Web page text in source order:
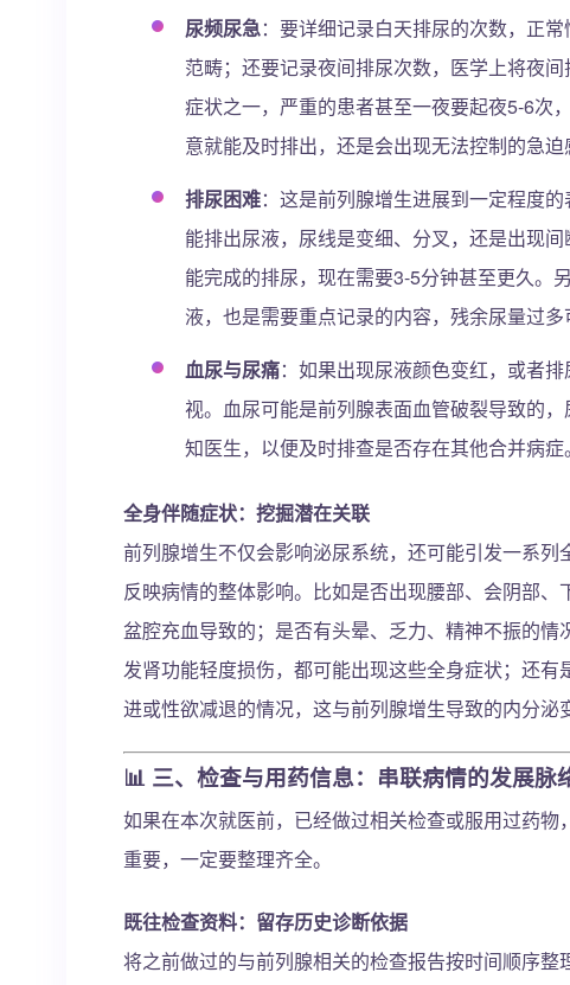
尿频尿急：要详细记录白天排尿的次数，正
范畴；还要记录夜间排尿次数，医学上将夜
症状之一，严重的患者甚至一夜要起夜5-6次
意就能及时排出，还是会出现无法控制的急迫
排尿困难：这是前列腺增生进展到一定程度
能排出尿液，尿线是变细、分叉，还是出现
能完成的排尿，现在需要3-5分钟甚至更久。
液，也是需要重点记录的内容，残余尿量过
血尿与尿痛：如果出现尿液颜色变红，或者
视。血尿可能是前列腺表面血管破裂导致的
知医生，以便及时排查是否存在其他合并病症。
全身伴随症状：挖掘潜在关联
前列腺增生不仅会影响泌尿系统，还可能引发一系
反映病情的整体影响。比如是否出现腰部、会阴部
盆腔充血导致的；是否有头晕、乏力、精神不振的
发肾功能轻度损伤，都可能出现这些全身症状；还
进或性欲减退的情况，这与前列腺增生导致的内分泌
📊 三、检查与用药信息：串联病情的发展脉
如果在本次就医前，已经做过相关检查或服用过药
重要，一定要整理齐全。
既往检查资料：留存历史诊断依据
将之前做过的与前列腺相关的检查报告按时间顺序整